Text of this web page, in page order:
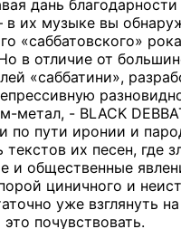
дань
в их музыке вы
«саббатовского»
в отличие от
«саббатини»,
метал, - BLACK
по пути иронии и
текстов их песен, где
и общественные
циничного и
уже взглянуть на
почувствовать.